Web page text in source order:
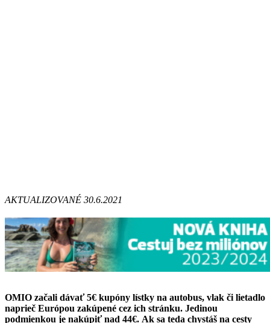
AKTUALIZOVANÉ 30.6.2021
OMIO začali dávať 5€ kupóny lístky na autobus, vlak či lietadlo
naprieč Európou zakúpené cez ich stránku. Jedinou
podmienkou je nakúpiť nad 44€. Ak sa teda chystáš na cesty